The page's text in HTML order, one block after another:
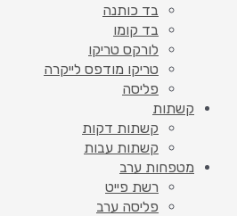
בד כותנה
בד קומו
לורקס טריקו
טריקו מודפס לייקרה
פליסה
קשתות
קשתות דקות
קשתות עבות
מטפחות ערב
רשת פייט
פליסה ערב